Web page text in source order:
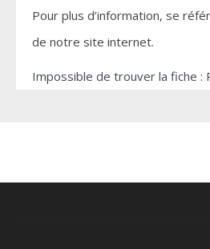
Pour plus d’information, se
de notre site internet.
Impossible de trouver la fiche :